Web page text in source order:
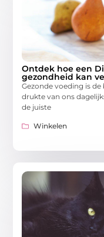
Ontdek hoe een
gezondheid kan
Gezonde voeding is de
drukte van ons
de juiste
Winkelen